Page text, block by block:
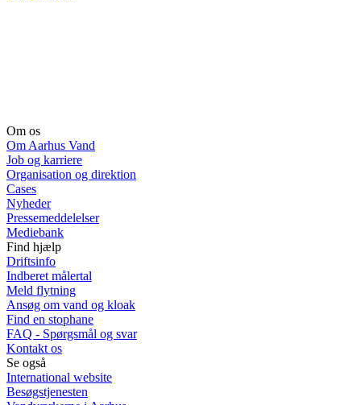
Om os
Om Aarhus Vand
Job og karriere
Organisation og direktion
Cases
Nyheder
Pressemeddelelser
Mediebank
Find hjælp
Driftsinfo
Indberet målertal
Meld flytning
Ansøg om vand og kloak
Find en stophane
FAQ - Spørgsmål og svar
Kontakt os
Se også
International website
Besøgstjenesten